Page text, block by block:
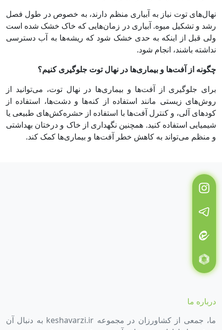
نهال‌های توت نیاز به آبیاری منظم دارند، به خصوص در طول فصل
رشد و تشکیل میوه. آبیاری در زمان‌هایی که خاک خشک شده است
ولی قبل از اینکه به حدی خشک شود که ریشه‌ها به آب دسترسی
نداشته باشند، انجام شود.
چگونه از آفت‌ها و بیماری‌ها در نهال توت جلوگیری کنیم؟
برای جلوگیری از آفت‌ها و بیماری‌ها در نهال توت، می‌توانید از
روش‌های زیستی مانند استفاده از کنه‌ها و دشت‌ها، استفاده از
کودهای آلی، و کنترل آفت‌ها با استفاده از حشره‌کش‌های طبیعی یا
شیمیایی استفاده کنید. همچنین نگهداری از خاک و درختان بهداشتی
و منظم می‌تواند به کاهش خطر آفت‌ها و بیماری‌ها کمک کند.
درباره ما
ما، جمعی از کشاورزان در مجموعه keshavarzi.ir به دنبال آن